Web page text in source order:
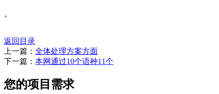
。
返回目录
上一篇： 全体处理方案方面
下一篇： 本网通过10个语种11个
您的项目需求